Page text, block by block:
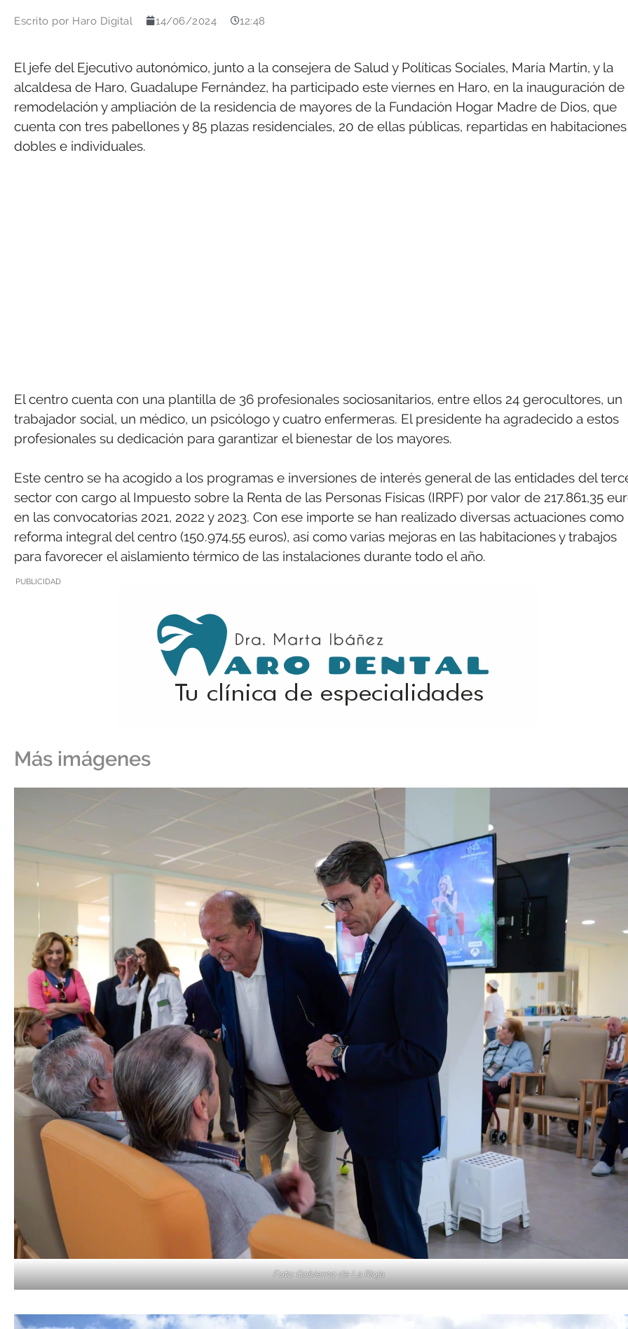
Escrito por Haro Digital 14/06/2024 12:48
El jefe del Ejecutivo autonómico, junto a la consejera de Salud y Políticas Sociales, María Martín, y la
alcaldesa de Haro, Guadalupe Fernández, ha participado este viernes en Haro, en la inauguración de
remodelación y ampliación de la residencia de mayores de la Fundación Hogar Madre de Dios, que
cuenta con tres pabellones y 85 plazas residenciales, 20 de ellas públicas, repartidas en habitaciones
dobles e individuales.
El centro cuenta con una plantilla de 36 profesionales sociosanitarios, entre ellos 24 gerocultores, un
trabajador social, un médico, un psicólogo y cuatro enfermeras. El presidente ha agradecido a estos
profesionales su dedicación para garantizar el bienestar de los mayores.
Este centro se ha acogido a los programas e inversiones de interés general de las entidades del
sector con cargo al Impuesto sobre la Renta de las Personas Físicas (IRPF) por valor de 217.861,35
en las convocatorias 2021, 2022 y 2023. Con ese importe se han realizado diversas actuaciones como
reforma integral del centro (150.974,55 euros), así como varias mejoras en las habitaciones y trabajos
para favorecer el aislamiento térmico de las instalaciones durante todo el año.
PUBLICIDAD
Más imágenes
Foto: Gobierno de La Rioja